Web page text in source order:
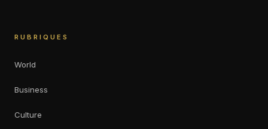
RUBRIQUES
World
Business
Culture